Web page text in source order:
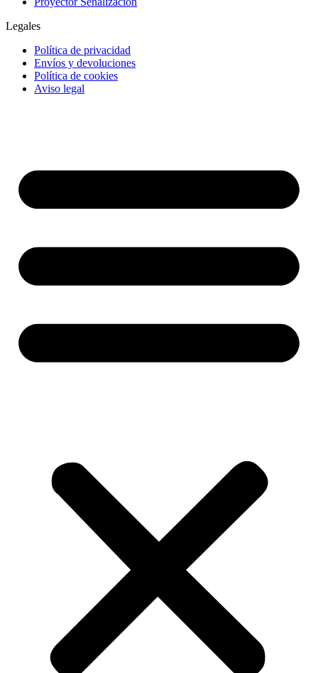
Legales
Política de privacidad
Envíos y devoluciones
Política de cookies
Aviso legal